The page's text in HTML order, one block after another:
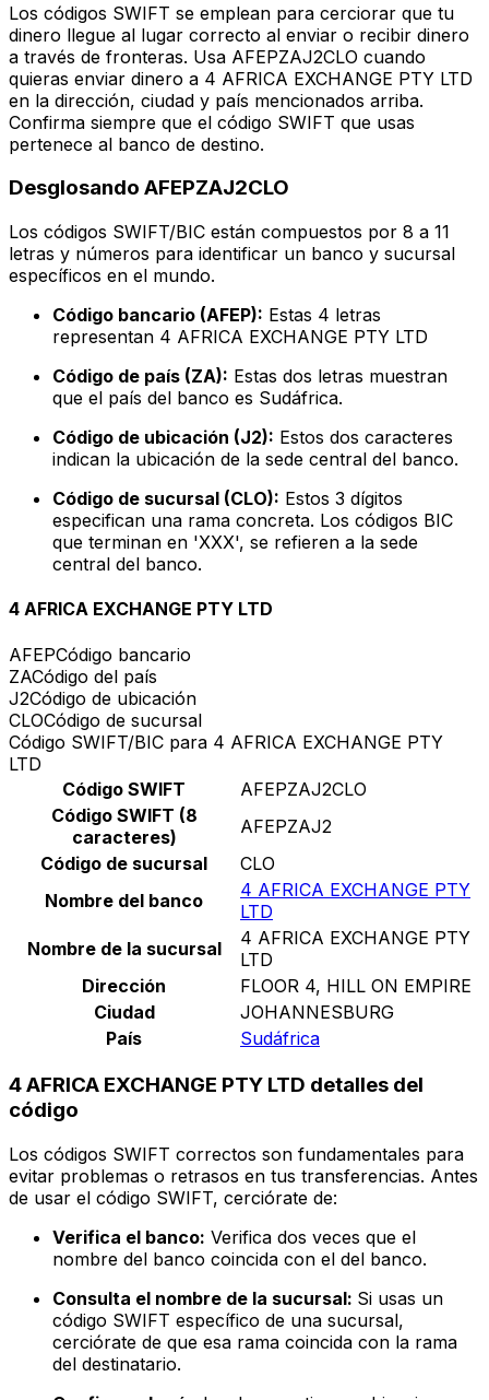
Los códigos SWIFT se emplean para cerciorar que tu
dinero llegue al lugar correcto al enviar o recibir dinero
a través de fronteras. Usa AFEPZAJ2CLO cuando
quieras enviar dinero a 4 AFRICA EXCHANGE PTY LTD
en la dirección, ciudad y país mencionados arriba.
Confirma siempre que el código SWIFT que usas
pertenece al banco de destino.
Desglosando AFEPZAJ2CLO
Los códigos SWIFT/BIC están compuestos por 8 a 11
letras y números para identificar un banco y sucursal
específicos en el mundo.
Código bancario (AFEP): Estas 4 letras
representan 4 AFRICA EXCHANGE PTY LTD
Código de país (ZA): Estas dos letras muestran
que el país del banco es Sudáfrica.
Código de ubicación (J2): Estos dos caracteres
indican la ubicación de la sede central del banco.
Código de sucursal (CLO): Estos 3 dígitos
especifican una rama concreta. Los códigos BIC
que terminan en 'XXX', se refieren a la sede
central del banco.
4 AFRICA EXCHANGE PTY LTD
AFEPCódigo bancario
ZACódigo del país
J2Código de ubicación
CLOCódigo de sucursal
Código SWIFT/BIC para 4 AFRICA EXCHANGE PTY
LTD
Código SWIFT
AFEPZAJ2CLO
Código SWIFT (8
caracteres)
AFEPZAJ2
Código de sucursal
CLO
Nombre del banco
4 AFRICA EXCHANGE PTY
LTD
Nombre de la sucursal
4 AFRICA EXCHANGE PTY
LTD
Dirección
FLOOR 4, HILL ON EMPIRE
Ciudad
JOHANNESBURG
País
Sudáfrica
4 AFRICA EXCHANGE PTY LTD detalles del
código
Los códigos SWIFT correctos son fundamentales para
evitar problemas o retrasos en tus transferencias. Antes
de usar el código SWIFT, cerciórate de:
Verifica el banco: Verifica dos veces que el
nombre del banco coincida con el del banco.
Consulta el nombre de la sucursal: Si usas un
código SWIFT específico de una sucursal,
cerciórate de que esa rama coincida con la rama
del destinatario.